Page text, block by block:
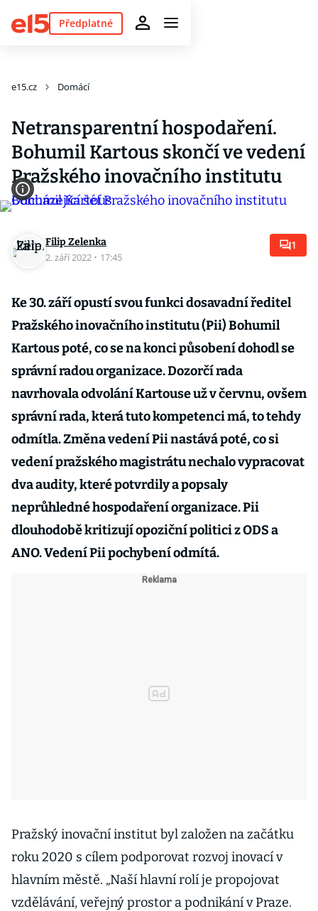
Předplatné
e15.cz Domácí
Netransparentní hospodaření.
Bohumil Kartous skončí ve vedení
Pražského inovačního institutu
Filip Zelenka
2. září 2022 · 17:45
1
Ke 30. září opustí svou funkci dosavadní ředitel
Pražského inovačního institutu (Pii) Bohumil
Kartous poté, co se na konci působení dohodl se
správní radou organizace. Dozorčí rada
navrhovala odvolání Kartouse už v červnu, ovšem
správní rada, která tuto kompetenci má, to tehdy
odmítla. Změna vedení Pii nastává poté, co si
vedení pražského magistrátu nechalo vypracovat
dva audity, které potvrdily a popsaly
neprůhledné hospodaření organizace. Pii
dlouhodobě kritizují opoziční politici z ODS a
ANO. Vedení Pii pochybení odmítá.
Pražský inovační institut byl založen na začátku
roku 2020 s cílem podporovat rozvoj inovací v
hlavním městě. „Naší hlavní rolí je propojovat
vzdělávání, veřejný prostor a podnikání v Praze.